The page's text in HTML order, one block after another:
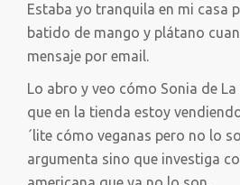
Estaba yo tranquila en mi casa
batido de mango y plátano
mensaje por email.
Lo abro y veo cómo Sonia de
que en la tienda estoy
´lite cómo veganas pero no lo
argumenta sino que investiga